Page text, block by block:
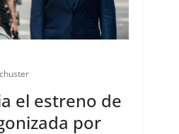
el estreno de
por